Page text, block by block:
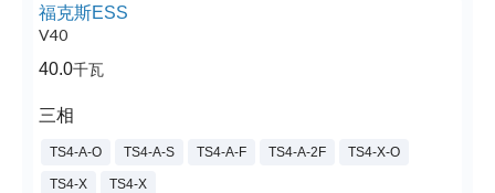
福克斯ESS
V40
40.0千瓦
三相
TS4-A-O TS4-A-S TS4-A-F TS4-A-2F TS4-X-O
TS4-X TS4-X